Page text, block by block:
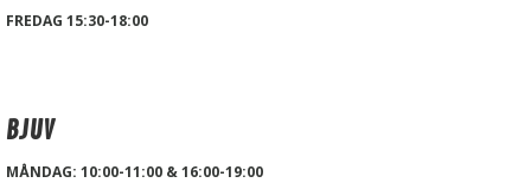
FREDAG 15:30-18:00
BJUV
MÅNDAG: 10:00-11:00 & 16:00-19:00